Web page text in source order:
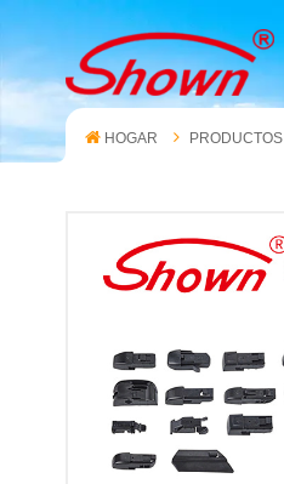
HOGAR PRODUCTOS